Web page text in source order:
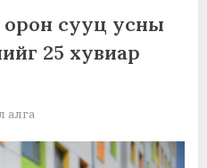
үзвэр, үйлчилгээ ,
танин мэдэхгүй, ухаалан
сууц усны
25 хувиар
алга